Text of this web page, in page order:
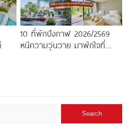
10 ที่พักบึงกาฬ 2026/2569
หนีความวุ่นวาย มาพักใจที่
Search